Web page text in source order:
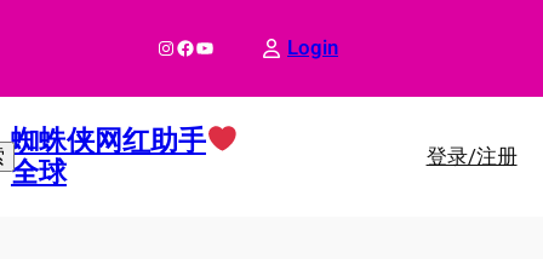
InstagramFacebook YouTube Login
蜘蛛侠网红助手
全球 登录/注册